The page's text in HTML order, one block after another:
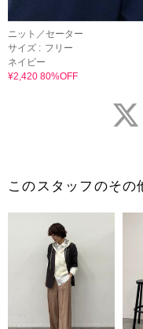
ニット／セーター
サイズ : フリー
ネイビー
¥2,420 80%OFF
このスタッフのその